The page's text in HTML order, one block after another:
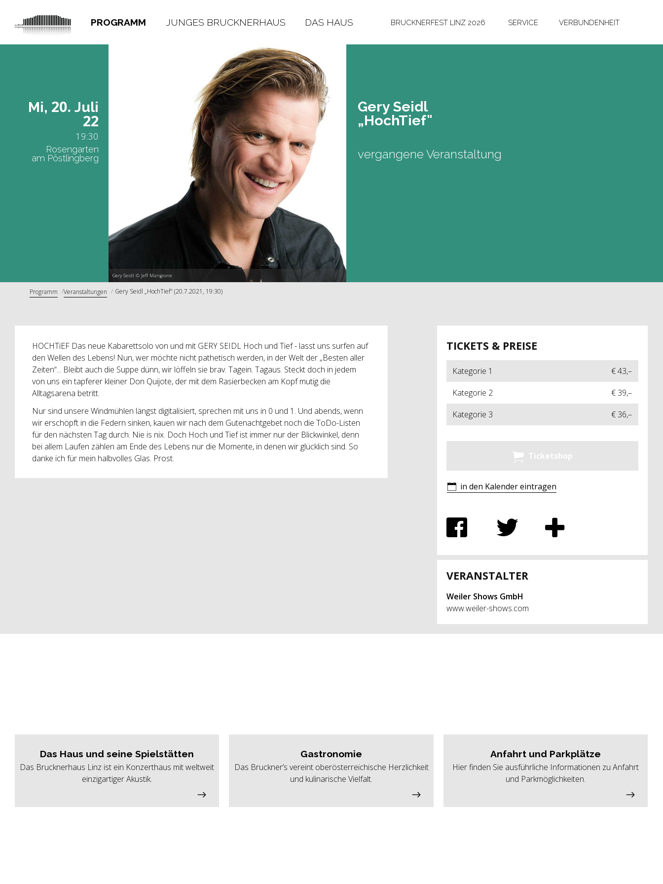
PROGRAMM JUNGES BRUCKNERHAUS DAS HAUS BRUCKNERFEST LINZ 2026 SERVICE VERBUNDENHEIT
Gery Seidl © Jeff Mangione
Mi, 20. Juli
22
19:30
Rosengarten
am Pöstlingberg
Gery Seidl
„Hoch­Tief"
vergangene Veranstaltung
Programm Veranstaltungen Gery Seidl „HochTief" (20.7.2021, 19:30)
HOCHTiEF Das neue Kabarettsolo von und mit GERY SEIDL Hoch und Tief - lasst uns surfen auf
den Wellen des Lebens! Nun, wer möchte nicht pathetisch werden, in der Welt der „Besten aller
Zeiten“... Bleibt auch die Suppe dünn, wir löffeln sie brav. Tagein. Tagaus. Steckt doch in jedem
von uns ein tapferer kleiner Don Quijote, der mit dem Rasierbecken am Kopf mutig die
Alltagsarena betritt.
Nur sind unsere Windmühlen längst digitalisiert, sprechen mit uns in 0 und 1. Und abends, wenn
wir erschöpft in die Federn sinken, kauen wir nach dem Gutenachtgebet noch die ToDo-Listen
für den nächsten Tag durch. Nie is nix. Doch Hoch und Tief ist immer nur der Blickwinkel, denn
bei allem Laufen zählen am Ende des Lebens nur die Momente, in denen wir glücklich sind. So
danke ich für mein halbvolles Glas. Prost.
TICKETS & PREISE
Kategorie 1
€ 43,–
Kategorie 2
€ 39,–
Kategorie 3
€ 36,–
Ticketshop
in den Kalender eintragen
VERANSTALTER
Weiler Shows GmbH
www.weiler-shows.com
Das Haus und seine Spielstätten
Das Brucknerhaus Linz ist ein Konzerthaus mit weltweit
einzigartiger Akustik.
Gastronomie
Das Bruckner’s vereint oberösterreichische Herzlichkeit
und kulinarische Vielfalt.
Anfahrt und Parkplätze
Hier finden Sie ausführliche Informationen zu Anfahrt
und Parkmöglichkeiten.